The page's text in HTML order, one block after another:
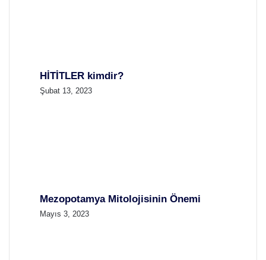
HİTİTLER kimdir?
Şubat 13, 2023
Mezopotamya Mitolojisinin Önemi
Mayıs 3, 2023